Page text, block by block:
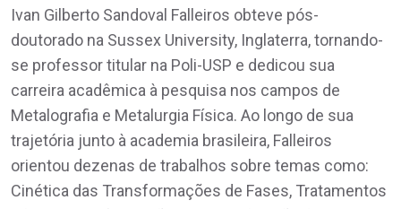
Ivan Gilberto Sandoval Falleiros obteve pós-
doutorado na Sussex University, Inglaterra, tornando-
se professor titular na Poli-USP e dedicou sua
carreira acadêmica à pesquisa nos campos de
Metalografia e Metalurgia Física. Ao longo de sua
trajetória junto à academia brasileira, Falleiros
orientou dezenas de trabalhos sobre temas como:
Cinética das Transformações de Fases, Tratamentos